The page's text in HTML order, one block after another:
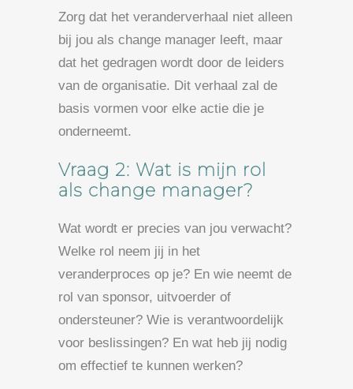
Zorg dat het veranderverhaal niet alleen
bij jou als change manager leeft, maar
dat het gedragen wordt door de leiders
van de organisatie. Dit verhaal zal de
basis vormen voor elke actie die je
onderneemt.
Vraag 2: Wat is mijn rol
als change manager?
Wat wordt er precies van jou verwacht?
Welke rol neem jij in het
veranderproces op je? En wie neemt de
rol van sponsor, uitvoerder of
ondersteuner? Wie is verantwoordelijk
voor beslissingen? En wat heb jij nodig
om effectief te kunnen werken?